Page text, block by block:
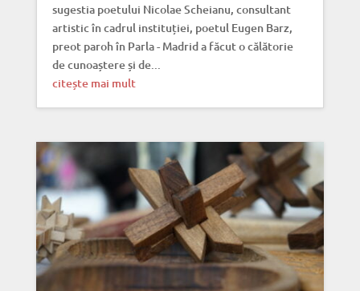
sugestia poetului Nicolae Scheianu, consultant
artistic în cadrul instituției, poetul Eugen Barz,
preot paroh în Parla - Madrid a făcut o călătorie
de cunoaștere și de...
citește mai mult